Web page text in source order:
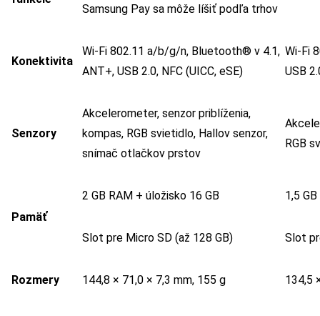
Samsung Pay sa môže líšiť podľa trhov
Konektivita
Wi-Fi 802.11 a/b/g/n, Bluetooth® v 4.1,
ANT+, USB 2.0, NFC (UICC, eSE)
Wi-Fi
USB
Senzory
Akcelerometer, senzor priblíženia,
kompas, RGB svietidlo, Hallov senzor,
snímač otlačkov prstov
RGB
Pamäť
2 GB RAM + úložisko 16 GB 1,5
Slot pre Micro SD (až 128 GB) Slot
Rozmery 144,8 × 71,0 × 7,3 mm, 155 g 134,5